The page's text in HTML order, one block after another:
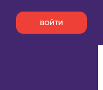
ВОЙТИ